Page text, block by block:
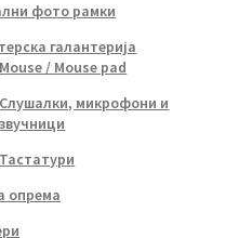
фото рамки
галантерија
Mouse / Mouse pad
Слушалки, микрофони и
звучници
Тастатури
опрема